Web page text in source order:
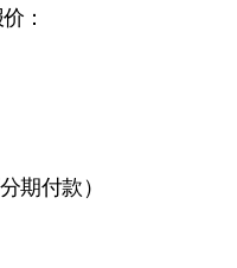
：
期付款）